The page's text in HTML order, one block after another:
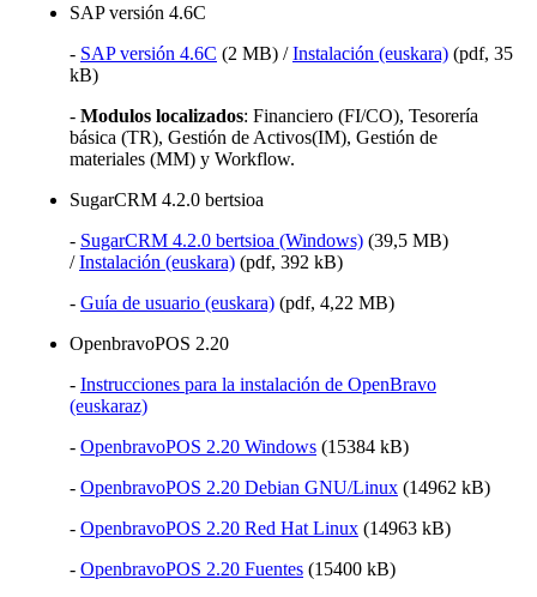
SAP versión 4.6C
- SAP versión 4.6C (2 MB) /Instalación (euskara) (pdf, 35
kB)
- Modulos localizados: Financiero (FI/CO), Tesorería
básica (TR), Gestión de Activos(IM), Gestión de
materiales (MM) y Workflow.
SugarCRM 4.2.0 bertsioa
- SugarCRM 4.2.0 bertsioa (Windows) (39,5 MB)
/Instalación (euskara) (pdf, 392 kB)
- Guía de usuario (euskara) (pdf, 4,22 MB)
OpenbravoPOS 2.20
- Instrucciones para la instalación de OpenBravo
(euskaraz)
- OpenbravoPOS 2.20 Windows (15384 kB)
- OpenbravoPOS 2.20 Debian GNU/Linux (14962 kB)
- OpenbravoPOS 2.20 Red Hat Linux (14963 kB)
- OpenbravoPOS 2.20 Fuentes (15400 kB)